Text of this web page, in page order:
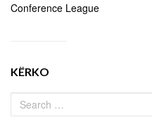
Conference League
KËRKO